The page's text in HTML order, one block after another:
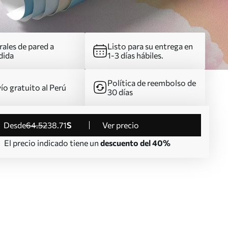
de pared a
Listo para su entrega en
1-3 días hábiles.
gratuito al Perú
Política de reembolso de
30 días
desde64.5238.71S
Ver precio
El precio indicado tiene un descuento del 40%